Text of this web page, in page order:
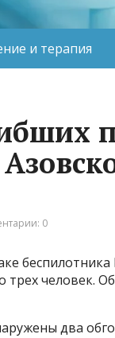
и терапия
0
трех человек.
два